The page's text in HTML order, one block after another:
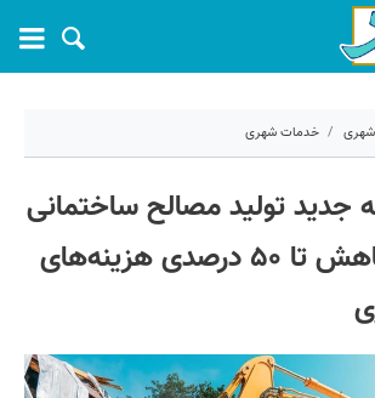
خدمات شهری
جدید تولید مصالح ساختمانی
از نخاله‌ها/ کاهش تا ۵۰ درصدی هزینه‌های